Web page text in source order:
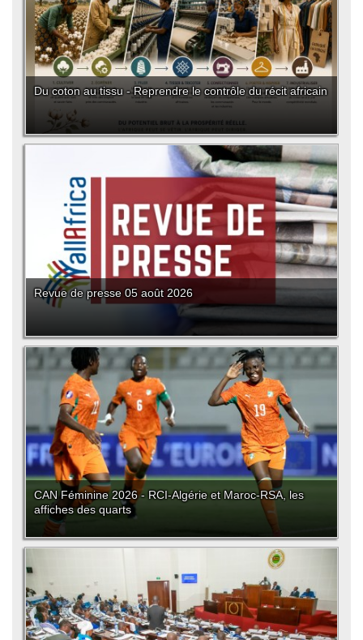
Du coton au tissu - Reprendre le contrôle du récit africain
Revue de presse 05 août 2026
CAN Féminine 2026 - RCI-Algérie et Maroc-RSA, les
affiches des quarts